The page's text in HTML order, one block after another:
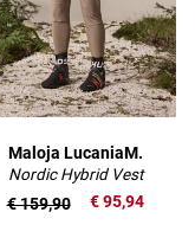
Maloja LucaniaM.
Nordic Hybrid Vest
€ 95,94
€ 159,90